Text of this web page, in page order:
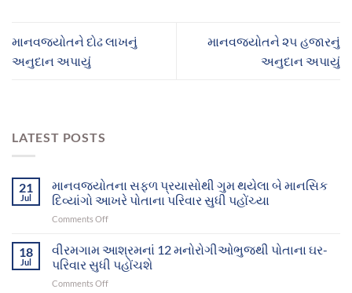
માનવજ્યોતને દોઢ લાખનું
અનુદાન અપાયું
માનવજ્યોતને ૨૫ હજારનું
અનુદાન અપાયું
LATEST POSTS
21
Jul
માનવજ્યોતના સફળ પ્રયાસોથી ગુમ થયેલા બે માનસિક
દિવ્યાંગો આખરે પોતાના પરિવાર સુધી પહોંચ્યા
Comments Offon
સફળ
પ્રયાસોથી
ગુમ
થયેલા
18
Jul
વીરમગામ આશ્રમનાં 12 મનોરોગીઓભુજથી પોતાના ઘર-
પરિવાર સુધી પહોંચશે
Comments Offon